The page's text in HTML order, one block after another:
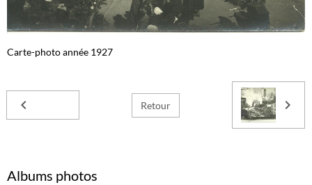
Carte-photo année 1927
Retour
Albums photos